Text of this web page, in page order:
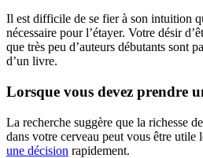
Il est difficile de se fier à son intuition
nécessaire pour l’étayer. Votre désir
que très peu d’auteurs débutants sont
d’un livre.
Lorsque vous devez prendre
La recherche suggère que la richesse
dans votre cerveau peut vous être utile
une décision rapidement.